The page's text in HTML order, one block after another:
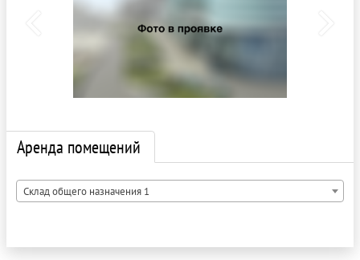
Аренда помещений
Склад общего назначения 1